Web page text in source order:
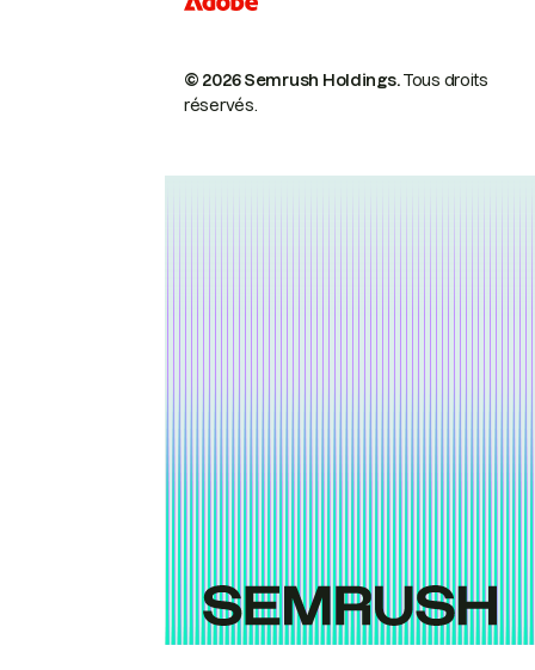
© 2026 Semrush Holdings.Tous droits
réservés.